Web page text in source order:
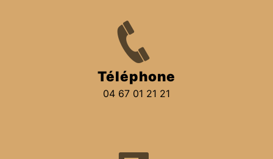
Téléphone
04 67 01 21 21